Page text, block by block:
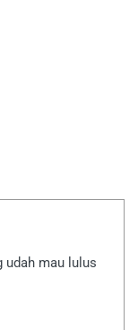
udah mau lulus